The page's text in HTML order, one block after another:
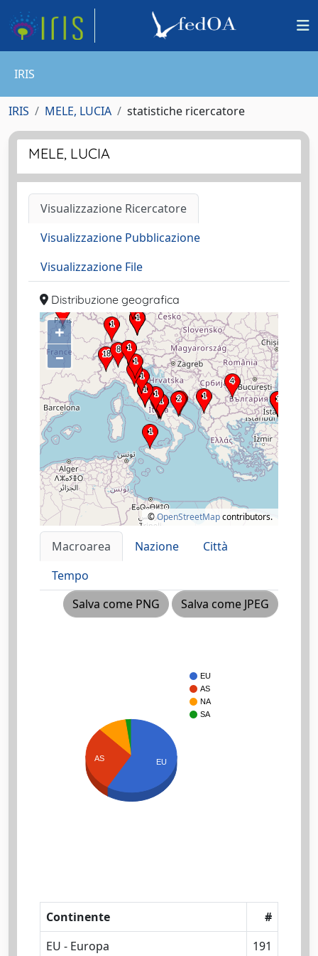
IRIS
IRIS MELE, LUCIA statistiche ricercatore
MELE, LUCIA
Visualizzazione Ricercatore
Visualizzazione Pubblicazione
Visualizzazione File
Distribuzione geografica
+
–
©OpenStreetMapcontributors.
Macroarea Nazione
Città
Tempo
Salva come PNG
Salva come JPEG
EU
AS
NA
SA
AS EU
Continente
#
EU - Europa
191